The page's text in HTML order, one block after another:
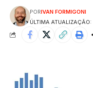
ÚLTIMA
PORIVAN FORMIGONI